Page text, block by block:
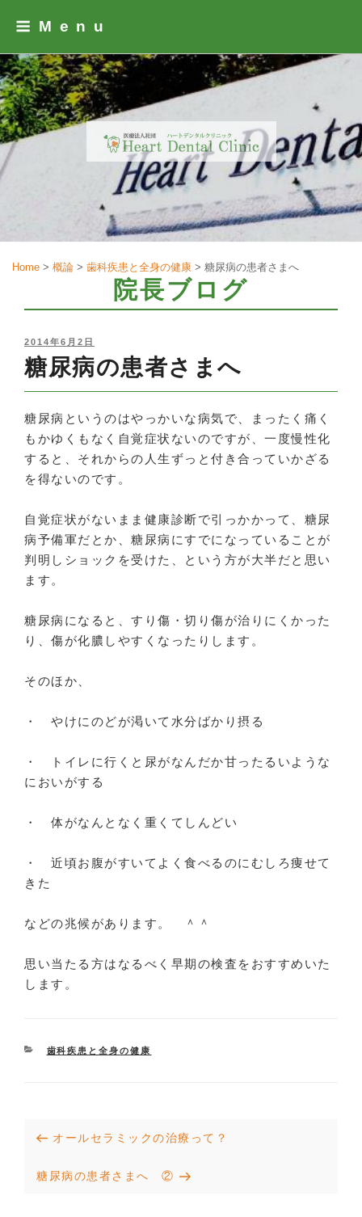
Menu
Home > 概論 > 歯科疾患と全身の健康 > 糖尿病の患者さまへ
院長ブログ
POSTED
ON
2014年6月2日
糖尿病の患者さまへ
糖尿病というのはやっかいな病気で、まったく痛く
もかゆくもなく自覚症状ないのですが、一度慢性化
すると、それからの人生ずっと付き合っていかざる
を得ないのです。
自覚症状がないまま健康診断で引っかかって、糖尿
病予備軍だとか、糖尿病にすでになっていることが
判明しショックを受けた、という方が大半だと思い
ます。
糖尿病になると、すり傷・切り傷が治りにくかった
り、傷が化膿しやすくなったりします。
そのほか、
・ やけにのどが渇いて水分ばかり摂る
・ トイレに行くと尿がなんだか甘ったるいような
においがする
・ 体がなんとなく重くてしんどい
・ 近頃お腹がすいてよく食べるのにむしろ痩せて
きた
などの兆候があります。 ＾＾
思い当たる方はなるべく早期の検査をおすすめいた
します。
CATEGORIES
歯科疾患と全身の健康
投
ナ
Previous
オールセラミックの治療って？
Next
糖尿病の患者さまへ ②